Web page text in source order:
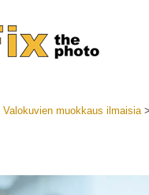
Parhaan
Valokuvien muokkaus ilmaisia>